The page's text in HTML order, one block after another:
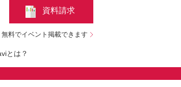
資料請求
無料でイベント掲載できます
とは？